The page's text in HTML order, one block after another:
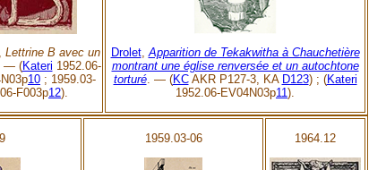
Lettrine B avec un
— (Kateri 1952.06-
10 ; 1959.03-
06-F003p12).
Drolet, Apparition de Tekakwitha à Chauchetière
montrant une église renversée et un autochtone
torturé. — (KCAKR P127-3, KA D123) ; (Kateri
1952.06-EV04N03p11 ).
1959.03-06 1964.12